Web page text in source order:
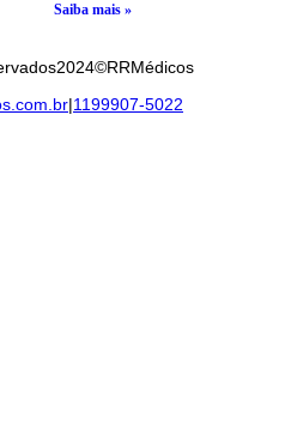
Saiba mais »
2024 © RR Médicos
|11 99907-5022